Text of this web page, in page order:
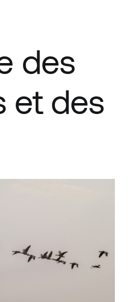
des
et des